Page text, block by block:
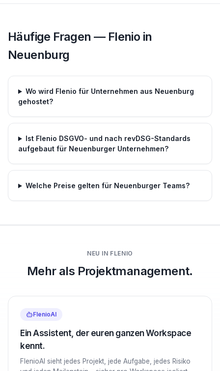
Häufige Fragen — Flenio in
Neuenburg
Wo wird Flenio für Unternehmen aus Neuenburg
gehostet?
Ist Flenio DSGVO- und nach revDSG-Standards
aufgebaut für Neuenburger Unternehmen?
Welche Preise gelten für Neuenburger Teams?
NEU IN FLENIO
Mehr als Projektmanagement.
FlenioAI
Ein Assistent, der euren ganzen Workspace
kennt.
FlenioAI sieht jedes Projekt, jede Aufgabe, jedes Risiko